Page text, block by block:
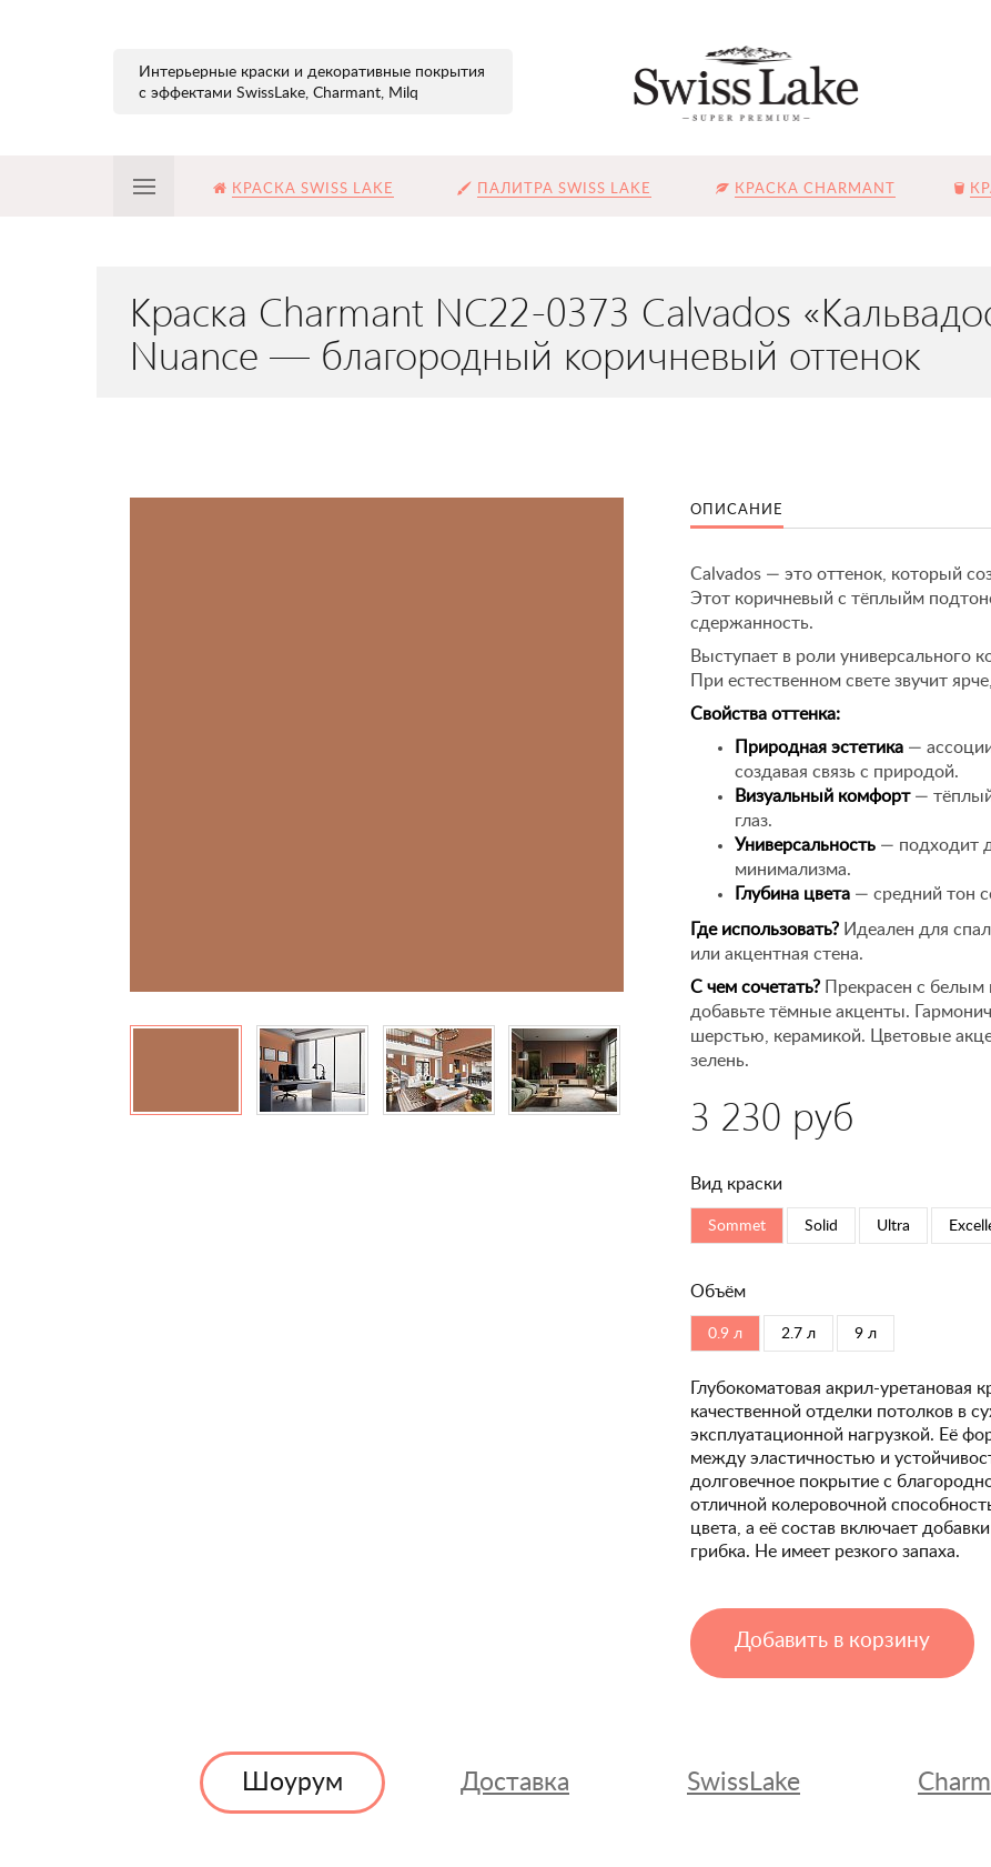
Интерьерные краски и декоративные покрытия
с эффектами SwissLake, Charmant, Milq
КРАСКА SWISS LAKE ПАЛИТРА SWISS LAKE КРАСКА CHARMANT
Краска Charmant NC22-0373 Calvados
Nuance — благородный коричневый оттенок
ОПИСАНИЕ
Calvados — это оттенок, который
Этот коричневый с тёплыйм
сдержанность.
Выступает в роли универсального
При естественном свете звучит
Свойства оттенка:
Природная эстетика —
создавая связь с природой.
Визуальный комфорт— тёплый
глаз.
Универсальность — подходит
минимализма.
Глубина цвета — средний тон
Где использовать? Идеален для
или акцентная стена.
С чем сочетать? Прекрасен с
добавьте тёмные акценты.
шерстью, керамикой. Цветовые
зелень.
3 230 руб
Вид краски
Sommet Solid Ultra
Объём
0.9 л 2.7 л 9 л
Глубокоматовая акрил-уретановая
качественной отделки потолков в
эксплуатационной нагрузкой. Её
между эластичностью и
долговечное покрытие с
отличной колеровочной
цвета, а её состав включает
грибка. Не имеет резкого запаха.
Добавить в корзину
Шоурум Доставка SwissLake